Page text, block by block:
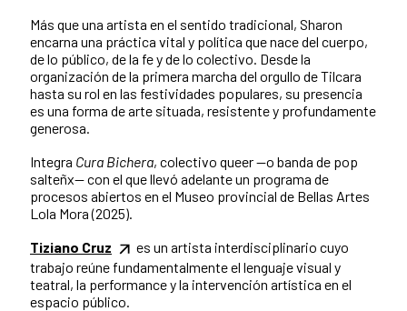
Más que una artista en el sentido tradicional, Sharon
encarna una práctica vital y política que nace del cuerpo,
de lo público, de la fe y de lo colectivo. Desde la
organización de la primera marcha del orgullo de Tilcara
hasta su rol en las festividades populares, su presencia
es una forma de arte situada, resistente y profundamente
generosa.
Integra Cura Bichera, colectivo queer —o banda de pop
salteñx— con el que llevó adelante un programa de
procesos abiertos en el Museo provincial de Bellas Artes
Lola Mora (2025).
Tiziano Cruz
es un artista interdisciplinario cuyo
trabajo reúne fundamentalmente el lenguaje visual y
teatral, la performance y la intervención artística en el
espacio público.